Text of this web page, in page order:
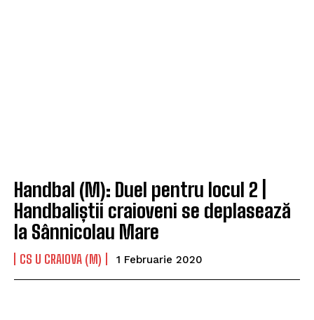
Handbal (M): Duel pentru locul 2 |
Handbaliștii craioveni se deplasează
la Sânnicolau Mare
CS U CRAIOVA (M) 1 Februarie 2020